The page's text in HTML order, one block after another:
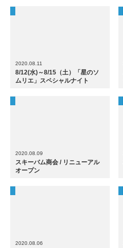
2020.08.11
8/12(水)～8/15（土）「星のソ
ムリエ」スペシャルナイト
2020.08.09
スキーバム商会 / リニューアル
オープン
2020.08.06